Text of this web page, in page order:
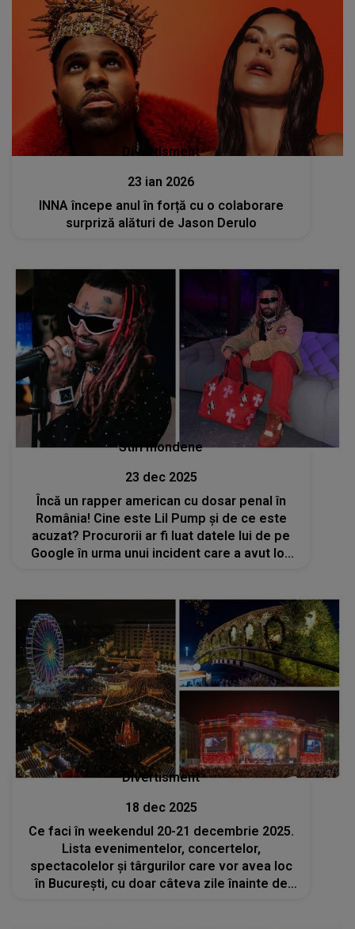
Divertisment
23 ian 2026
INNA începe anul în forță cu o colaborare
surpriză alături de Jason Derulo
Stiri mondene
23 dec 2025
Încă un rapper american cu dosar penal în
România! Cine este Lil Pump și de ce este
acuzat? Procurorii ar fi luat datele lui de pe
Google în urma unui incident care a avut loc
Divertisment
18 dec 2025
Ce faci în weekendul 20-21 decembrie 2025.
Lista evenimentelor, concertelor,
spectacolelor și târgurilor care vor avea loc
în București, cu doar câteva zile înainte de